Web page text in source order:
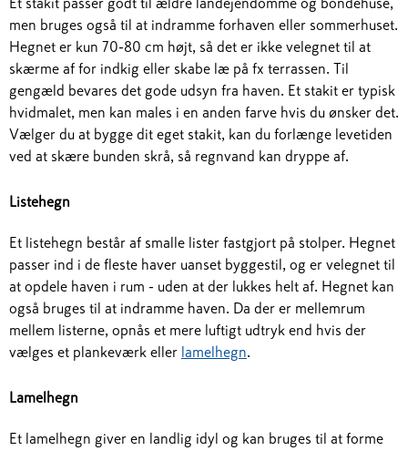
men bruges også til at indramme forhaven eller sommerhuset.
Hegnet er kun 70-80 cm højt, så det er ikke velegnet til at
skærme af for indkig eller skabe læ på fx terrassen. Til
gengæld bevares det gode udsyn fra haven. Et stakit er typisk
hvidmalet, men kan males i en anden farve hvis du ønsker det.
Vælger du at bygge dit eget stakit, kan du forlænge levetiden
ved at skære bunden skrå, så regnvand kan dryppe af.
Listehegn
Et listehegn består af smalle lister fastgjort på stolper. Hegnet
passer ind i de fleste haver uanset byggestil, og er velegnet til
at opdele haven i rum - uden at der lukkes helt af. Hegnet kan
også bruges til at indramme haven. Da der er mellemrum
mellem listerne, opnås et mere luftigt udtryk end hvis der
vælges et plankeværk eller lamelhegn
Lamelhegn
Et lamelhegn giver en landlig idyl og kan bruges til at forme